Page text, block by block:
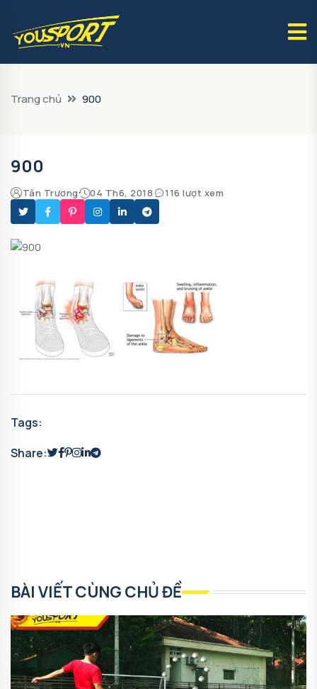
Trang chủ 900
900
Tân Trương 04 Th6, 2018 116 lượt xem
Tags:
Share:
BÀI VIẾT CÙNG CHỦ ĐỀ